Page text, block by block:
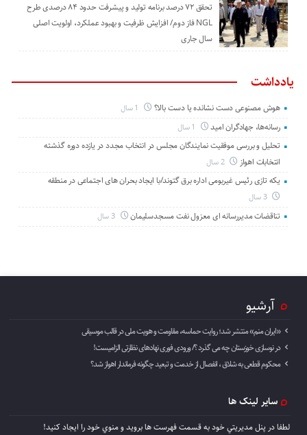
تحقق ۷۲ درصد برنامه تولید و پیشرفت حدود ۸۴ درصدی طرح
NGL فاز دوم/ افزایش ظرفیت و بهبود عملکرد، اولویت اصلی
سال جاری
یادداشت
هوش مصنوعی دست نشانده یا دست بالا؟
رسانه‌ها، جهادگران امید
تحلیل و بررسی موفقیت نمایندگان مجلس در انتخاب مجدد در یازده دوره گذشته
انتخابات اهواز
2 سال
یکه تازی رئیس غیربومی اداره برق گتوند/با ایجاد بحران های اجتماعی در منطقه
3 سال
تناقضات مدیررسانه ای معزول نفت مسجدسلیمان 3 سال
آرشیو
«ایران منم» منتشر شد؛ روایت حماسه، مقاومت و هویت ملی در قالب موسیقی
در نوسازی خوزستان چه می گذرد ؟/ ورودی فوری نهادهای نظارتی الزامیست!
محکوم قطعی به شلاق ، انفصال از خدمت و تبعید چگونه فرماندار اهواز شد؟
سایر لینک ها
لطفا در پنل مديريتي خود به قسمت فهرست ها برويد و منوي خود را ايجاد كنيد!